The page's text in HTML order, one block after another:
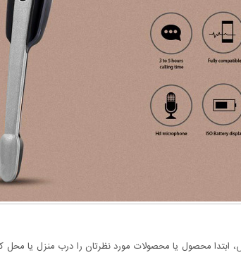
محصول یا محصولات مورد نظرتان را درب منزل یا محل